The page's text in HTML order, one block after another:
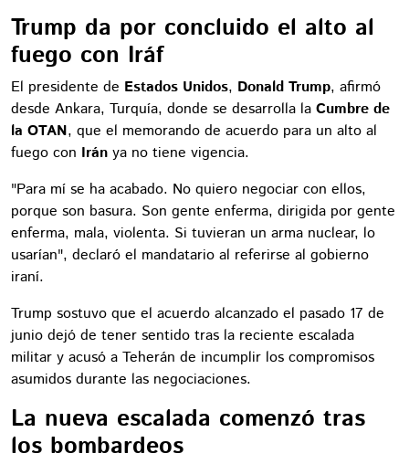
Trump da por concluido el alto al
fuego con Iráf
El presidente de Estados Unidos, Donald Trump, afirmó
desde Ankara, Turquía, donde se desarrolla la Cumbre de
la OTAN, que el memorando de acuerdo para un alto al
fuego con Irán ya no tiene vigencia.
"Para mí se ha acabado. No quiero negociar con ellos,
porque son basura. Son gente enferma, dirigida por gente
enferma, mala, violenta. Si tuvieran un arma nuclear, lo
usarían", declaró el mandatario al referirse al gobierno
iraní.
Trump sostuvo que el acuerdo alcanzado el pasado 17 de
junio dejó de tener sentido tras la reciente escalada
militar y acusó a Teherán de incumplir los compromisos
asumidos durante las negociaciones.
La nueva escalada comenzó tras
los bombardeos